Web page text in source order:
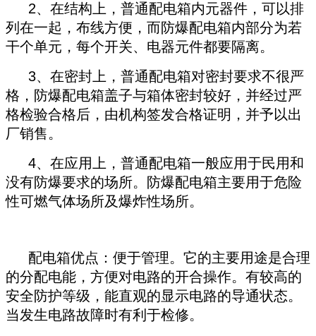
2、在结构上，普通配电箱内元器件，可以排
列在一起，布线方便，而防爆配电箱内部分为若
干个单元，每个开关、电器元件都要隔离。
3、在密封上，普通配电箱对密封要求不很严
格，防爆配电箱盖子与箱体密封较好，并经过严
格检验合格后，由机构签发合格证明，并予以出
厂销售。
4、在应用上，普通配电箱一般应用于民用和
没有防爆要求的场所。防爆配电箱主要用于危险
性可燃气体场所及爆炸性场所。
配电箱优点：便于管理。它的主要用途是合理
的分配电能，方便对电路的开合操作。有较高的
安全防护等级，能直观的显示电路的导通状态。
当发生电路故障时有利于检修。